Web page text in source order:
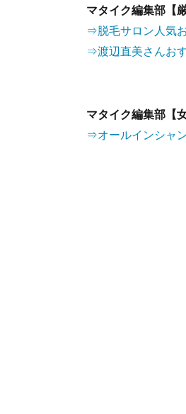
マタイク編集部【
⇒脱毛サロン人気
⇒渡辺直美さんお
マタイク編集部【
⇒オールインシャ